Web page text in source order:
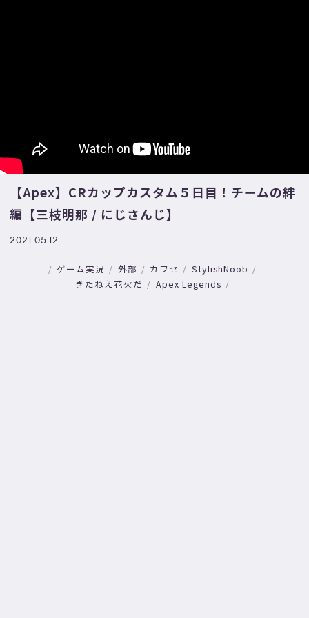
【Apex】CRカップカスタム５日目！チームの絆
編【三枝明那 / にじさんじ】
2021.05.12
ゲーム実況 外部 カワセ
StylishNoob
きたねえ花火だ
Apex Legends